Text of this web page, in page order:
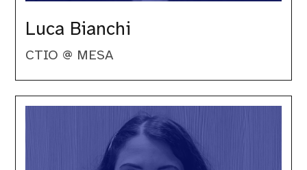
Luca Bianchi
CTIO @ MESA
Martina
Lilla